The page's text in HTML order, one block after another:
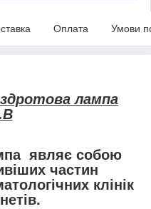
Оплата Умови
лампа
являє собою
частин
клінік